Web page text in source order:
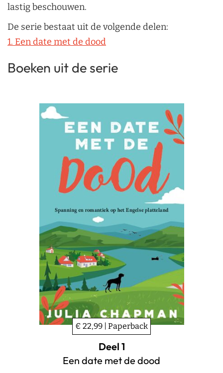
lastig beschouwen.
De serie bestaat uit de volgende delen:
1. Een date met de dood
Boeken uit de serie
€ 22,99 | Paperback
Deel 1
Een date met de dood